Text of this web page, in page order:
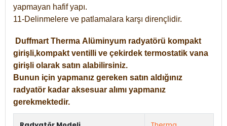
yapmayan hafif yapı.
11-Delinmelere ve patlamalara karşı dirençlidir.
Duffmart Therma Alüminyum radyatörü kompakt
girişli,kompakt ventilli ve çekirdek termostatik vana
girişli olarak satın alabilirsiniz.
Bunun için yapmanız gereken satın aldığınız
radyatör kadar aksesuar alımı yapmanız
gerekmektedir.